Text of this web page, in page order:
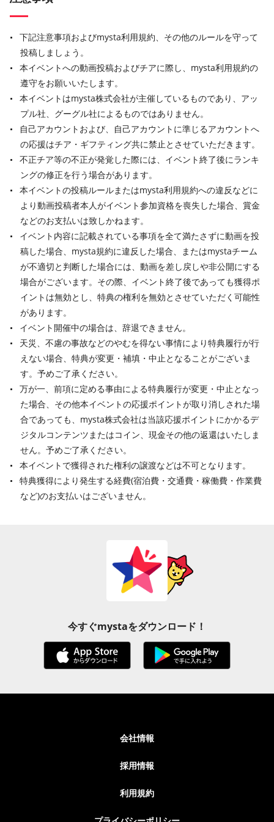
下記注意事項およびmysta利用規約、その他のルールを守って
投稿しましょう。
本イベントへの動画投稿およびチアに際し、mysta利用規約の
遵守をお願いいたします。
本イベントはmysta株式会社が主催しているものであり、アッ
プル社、グーグル社によるものではありません。
自己アカウントおよび、自己アカウントに準じるアカウントへ
の応援はチア・ギフティング共に禁止とさせていただきます。
不正チア等の不正が発覚した際には、イベント終了後にランキ
ングの修正を行う場合があります。
本イベントの投稿ルールまたはmysta利用規約への違反などに
より動画投稿者本人がイベント参加資格を喪失した場合、賞金
などのお支払いは致しかねます。
イベント内容に記載されている事項を全て満たさずに動画を投
稿した場合、mysta規約に違反した場合、またはmystaチーム
が不適切と判断した場合には、動画を差し戻しや非公開にする
場合がございます。その際、イベント終了後であっても獲得ポ
イントは無効とし、特典の権利を無効とさせていただく可能性
があります。
イベント開催中の場合は、辞退できません。
天災、不慮の事故などのやむを得ない事情により特典履行が行
えない場合、特典が変更・補填・中止となることがございま
す。予めご了承ください。
万が一、前項に定める事由による特典履行が変更・中止となっ
た場合、その他本イベントの応援ポイントが取り消しされた場
合であっても、mysta株式会社は当該応援ポイントにかかるデ
ジタルコンテンツまたはコイン、現金その他の返還はいたしま
せん。予めご了承ください。
本イベントで獲得された権利の譲渡などは不可となります。
特典獲得により発生する経費(宿泊費・交通費・稼働費・作業費
など)のお支払いはございません。
今すぐmystaをダウンロード！
会社情報
採用情報
利用規約